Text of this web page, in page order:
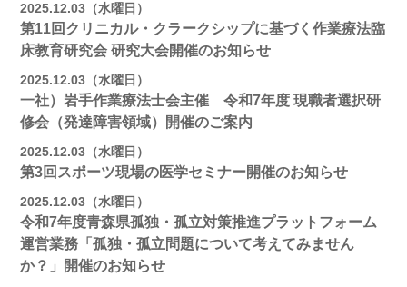
2025.12.03（水曜日）
第11回クリニカル・クラークシップに基づく作業療法臨
床教育研究会 研究大会開催のお知らせ
2025.12.03（水曜日）
一社）岩手作業療法士会主催 令和7年度 現職者選択研
修会（発達障害領域）開催のご案内
2025.12.03（水曜日）
第3回スポーツ現場の医学セミナー開催のお知らせ
2025.12.03（水曜日）
令和7年度青森県孤独・孤立対策推進プラットフォーム
運営業務「孤独・孤立問題について考えてみません
か？」開催のお知らせ